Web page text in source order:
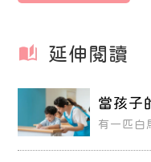
延伸閱讀
當孩子
有一匹白